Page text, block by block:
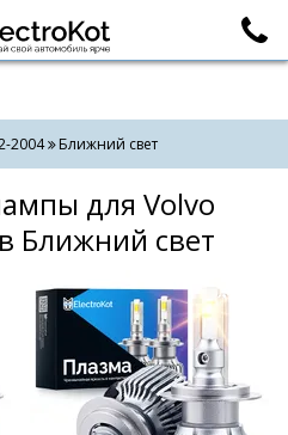
2004 Ближний свет
для Volvo
Ближний свет